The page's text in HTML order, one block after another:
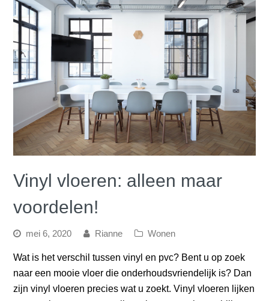
Vinyl vloeren: alleen maar
voordelen!
mei 6, 2020 Rianne Wonen
Wat is het verschil tussen vinyl en pvc? Bent u op zoek
naar een mooie vloer die onderhoudsvriendelijk is? Dan
zijn vinyl vloeren precies wat u zoekt. Vinyl vloeren lijken